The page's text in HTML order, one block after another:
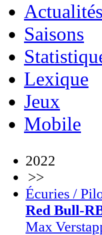
Actualités
Saisons
Lexique
Jeux
Mobile
2022
>>
Écuries /
Red Bull-
Max